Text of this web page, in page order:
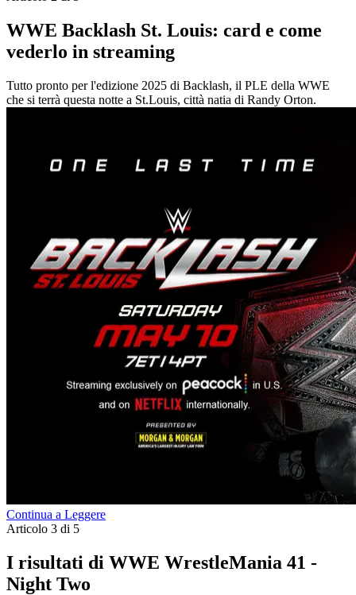
WWE Backlash St. Louis: card e come
vederlo in streaming
Tutto pronto per l'edizione 2025 di Backlash, il PLE della WWE
che si terrà questa notte a St.Louis, città natia di Randy Orton.
Continua a Leggere
Articolo 3 di 5
I risultati di WWE WrestleMania 41 -
Night Two